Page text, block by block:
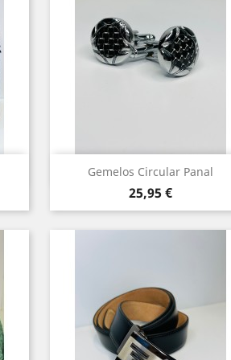
Gemelos Circular Panal
Precio
25,95 €
Vista rápida